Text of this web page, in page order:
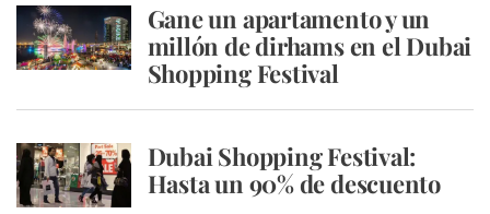
Gane un apartamento y un
millón de dirhams en el Dubai
Shopping Festival
Dubai Shopping Festival:
Hasta un 90% de descuento